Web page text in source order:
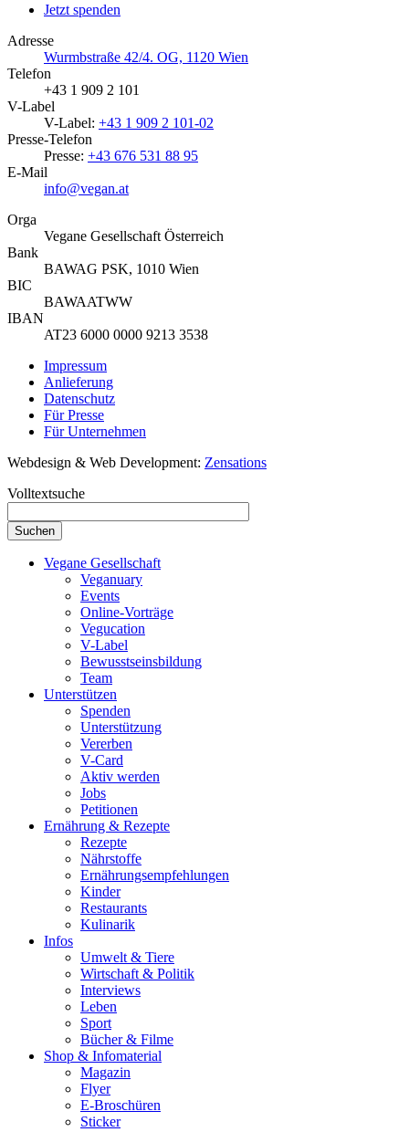
Jetzt spenden
Adresse
Wurmbstraße 42/4. OG, 1120 Wien
Telefon
+43 1 909 2 101
V-Label
V-Label: +43 1 909 2 101-02
Presse-Telefon
Presse: +43 676 531 88 95
E-Mail
info@vegan.at
Orga
Vegane Gesellschaft Österreich
Bank
BAWAG PSK, 1010 Wien
BIC
BAWAATWW
IBAN
AT23 6000 0000 9213 3538
Impressum
Anlieferung
Datenschutz
Für Presse
Für Unternehmen
Webdesign & Web Development: Zensations
Volltextsuche
Vegane Gesellschaft
Veganuary
Events
Online-Vorträge
Vegucation
V-Label
Bewusstseinsbildung
Team
Unterstützen
Spenden
Unterstützung
Vererben
V-Card
Aktiv werden
Jobs
Petitionen
Ernährung & Rezepte
Rezepte
Nährstoffe
Ernährungsempfehlungen
Kinder
Restaurants
Kulinarik
Infos
Umwelt & Tiere
Wirtschaft & Politik
Interviews
Leben
Sport
Bücher & Filme
Shop & Infomaterial
Magazin
Flyer
E-Broschüren
Sticker